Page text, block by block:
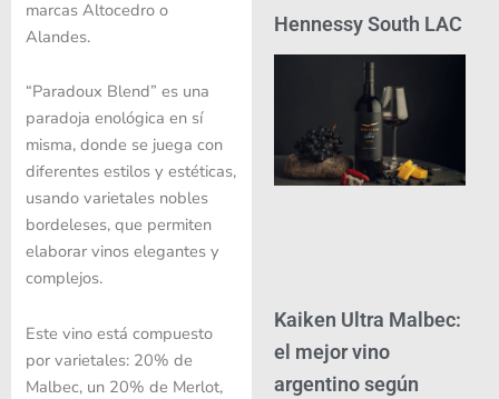
marcas Altocedro o
Alandes.
“Paradoux Blend” es una
paradoja enológica en sí
misma, donde se juega con
diferentes estilos y estéticas,
usando varietales nobles
bordeleses, que permiten
elaborar vinos elegantes y
complejos.
Este vino está compuesto
por varietales: 20% de
Malbec, un 20% de Merlot,
Hennessy South LAC
Kaiken Ultra Malbec:
el mejor vino
argentino según